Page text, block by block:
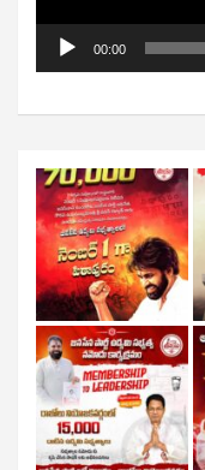
00:00